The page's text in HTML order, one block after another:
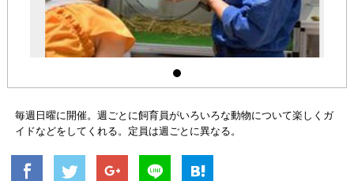
毎週日曜に開催。週ごとに飼育員がいろいろな動物について楽しくガ
イドなどをしてくれる。定員は週ごとに異なる。